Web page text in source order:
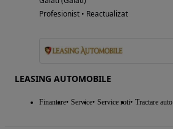
Profesionist • Reactualizat
LEASING AUTOMOBILE
Finantare Service Service roti Tractare auto